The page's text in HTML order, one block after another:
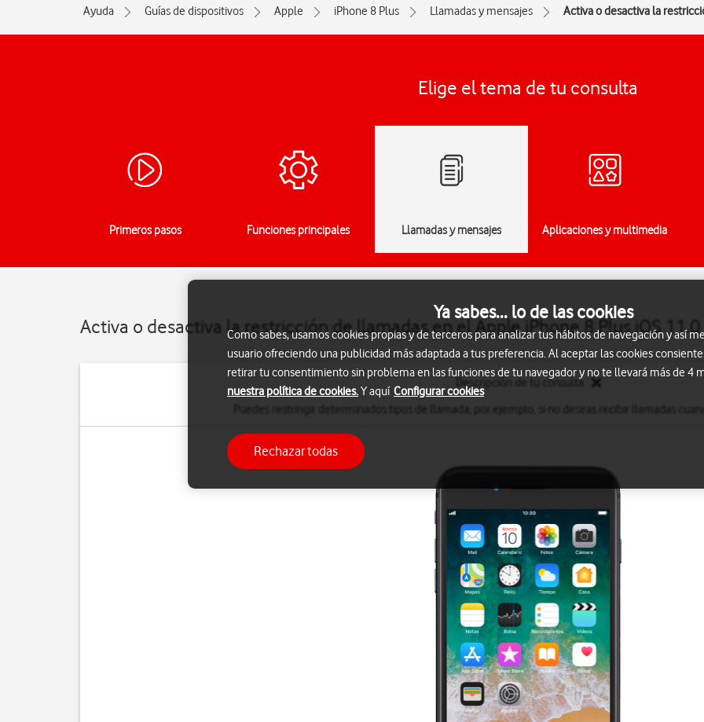
Ayuda Guías de dispositivos Apple iPhone 8 Plus Llamadas y mensajes Activa o desactiva la
Elige el tema de tu consulta
Primeros pasos Funciones principales Llamadas y mensajes Aplicaciones y multimedia
Activa o desactiva la restricción de llamadas en el Apple iPhone 8 Plus iOS 11.0
Descripción de tu consulta
Ya sabes... lo de las cookies
Como sabes, usamos cookies propias y de terceros para analizar tus hábitos de navegación y así
usuario ofreciendo una publicidad más adaptada a tus preferencia. Al aceptar las cookies
retirar tu consentimiento sin problema en las funciones de tu navegador y no te llevará más de 4
nuestra política de cookies.Y aquí Configurar cookies
Rechazar todas